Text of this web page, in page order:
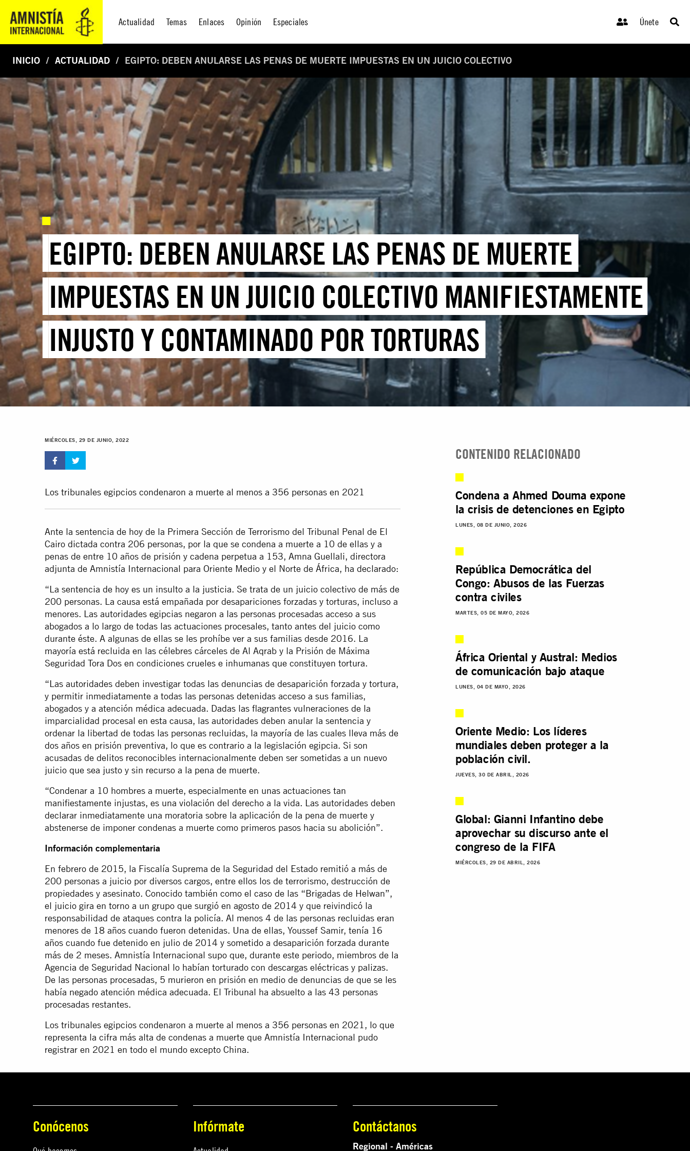
Actualidad Temas Enlaces Opinión Especiales Únete
INICIO ACTUALIDAD EGIPTO: DEBEN ANULARSE LAS PENAS DE MUERTE IMPUESTAS EN UN JUICIO COLECTIVO
EGIPTO: DEBEN ANULARSE LAS PENAS DE MUERTE
IMPUESTAS EN UN JUICIO COLECTIVO MANIFIESTAMENTE
INJUSTO Y CONTAMINADO POR TORTURAS
MIÉRCOLES, 29 DE JUNIO, 2022
Los tribunales egipcios condenaron a muerte al menos a 356 personas en 2021
Ante la sentencia de hoy de la Primera Sección de Terrorismo del Tribunal Penal de El
Cairo dictada contra 206 personas, por la que se condena a muerte a 10 de ellas y a
penas de entre 10 años de prisión y cadena perpetua a 153, Amna Guellali, directora
adjunta de Amnistía Internacional para Oriente Medio y el Norte de África, ha declarado:
“La sentencia de hoy es un insulto a la justicia. Se trata de un juicio colectivo de más de
200 personas. La causa está empañada por desapariciones forzadas y torturas, incluso a
menores. Las autoridades egipcias negaron a las personas procesadas acceso a sus
abogados a lo largo de todas las actuaciones procesales, tanto antes del juicio como
durante éste. A algunas de ellas se les prohíbe ver a sus familias desde 2016. La
mayoría está recluida en las célebres cárceles de Al Aqrab y la Prisión de Máxima
Seguridad Tora Dos en condiciones crueles e inhumanas que constituyen tortura.
“Las autoridades deben investigar todas las denuncias de desaparición forzada y tortura,
y permitir inmediatamente a todas las personas detenidas acceso a sus familias,
abogados y a atención médica adecuada. Dadas las flagrantes vulneraciones de la
imparcialidad procesal en esta causa, las autoridades deben anular la sentencia y
ordenar la libertad de todas las personas recluidas, la mayoría de las cuales lleva más de
dos años en prisión preventiva, lo que es contrario a la legislación egipcia. Si son
acusadas de delitos reconocibles internacionalmente deben ser sometidas a un nuevo
juicio que sea justo y sin recurso a la pena de muerte.
“Condenar a 10 hombres a muerte, especialmente en unas actuaciones tan
manifiestamente injustas, es una violación del derecho a la vida. Las autoridades deben
declarar inmediatamente una moratoria sobre la aplicación de la pena de muerte y
abstenerse de imponer condenas a muerte como primeros pasos hacia su abolición”.
Información complementaria
En febrero de 2015, la Fiscalía Suprema de la Seguridad del Estado remitió a más de
200 personas a juicio por diversos cargos, entre ellos los de terrorismo, destrucción de
propiedades y asesinato. Conocido también como el caso de las “Brigadas de Helwan”,
el juicio gira en torno a un grupo que surgió en agosto de 2014 y que reivindicó la
responsabilidad de ataques contra la policía. Al menos 4 de las personas recluidas eran
menores de 18 años cuando fueron detenidas. Una de ellas, Youssef Samir, tenía 16
años cuando fue detenido en julio de 2014 y sometido a desaparición forzada durante
más de 2 meses. Amnistía Internacional supo que, durante este periodo, miembros de la
Agencia de Seguridad Nacional lo habían torturado con descargas eléctricas y palizas.
De las personas procesadas, 5 murieron en prisión en medio de denuncias de que se les
había negado atención médica adecuada. El Tribunal ha absuelto a las 43 personas
procesadas restantes.
Los tribunales egipcios condenaron a muerte al menos a 356 personas en 2021, lo que
representa la cifra más alta de condenas a muerte que Amnistía Internacional pudo
registrar en 2021 en todo el mundo excepto China.
CONTENIDO RELACIONADO
Condena a Ahmed Douma expone
la crisis de detenciones en Egipto
LUNES, 08 DE JUNIO, 2026
República Democrática del
Congo: Abusos de las Fuerzas
contra civiles
MARTES, 05 DE MAYO, 2026
África Oriental y Austral: Medios
de comunicación bajo ataque
LUNES, 04 DE MAYO, 2026
Oriente Medio: Los líderes
mundiales deben proteger a la
población civil.
JUEVES, 30 DE ABRIL, 2026
Global: Gianni Infantino debe
aprovechar su discurso ante el
congreso de la FIFA
MIÉRCOLES, 29 DE ABRIL, 2026
Conócenos Infórmate Contáctanos
Regional - Américas